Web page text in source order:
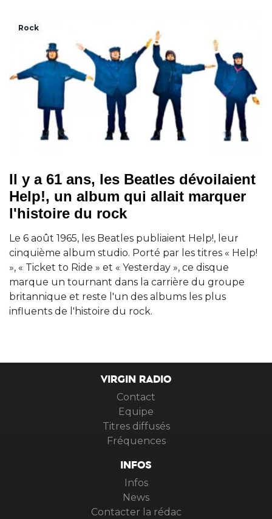
Rock
Il y a 61 ans, les Beatles dévoilaient
Help!, un album qui allait marquer
l'histoire du rock
Le 6 août 1965, les Beatles publiaient Help!, leur
cinquième album studio. Porté par les titres « Help!
», « Ticket to Ride » et « Yesterday », ce disque
marque un tournant dans la carrière du groupe
britannique et reste l'un des albums les plus
influents de l'histoire du rock.
VIRGIN RADIO
Contact
Equipe
Titres diffusés
Fréquences
INFOS
Infos
News
Contacter la rédac